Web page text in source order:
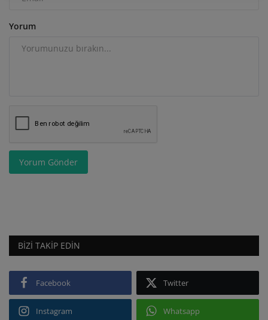
Yorum
Yorum Gönder
BIZI TAKIP EDIN
Facebook Twitter
Instagram Whatsapp